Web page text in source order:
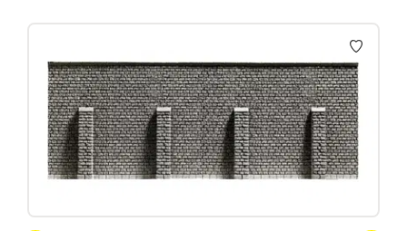
Produktgalerie überspringen